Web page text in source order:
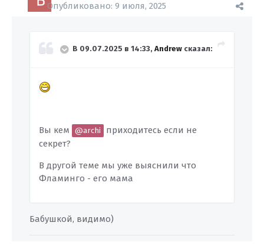
Опубликовано: 9 июля, 2025
В 09.07.2025 в 14:33, Andrew сказал:
Вы кем @archi
приходитесь если не
секрет?
В другой теме мы уже выяснили что
Фламинго - его мама
Бабушкой, видимо)